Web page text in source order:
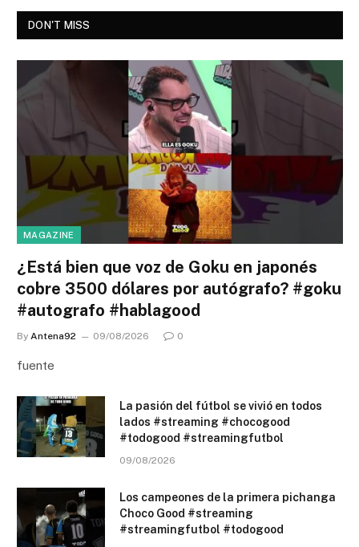
DON'T MISS
MAGAZINE
¿Está bien que voz de Goku en japonés
cobre 3500 dólares por autógrafo? #goku
#autografo #hablagood
By Antena92 09/08/2026 0
fuente
La pasión del fútbol se vivió en todos
lados #streaming #chocogood
#todogood #streamingfutbol
09/08/2026
Los campeones de la primera pichanga
Choco Good #streaming
#streamingfutbol #todogood